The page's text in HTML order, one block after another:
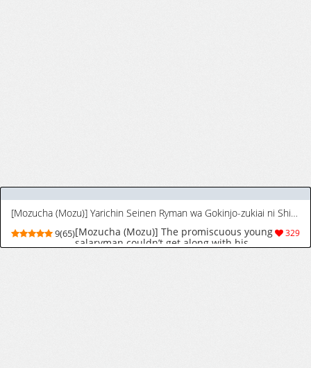
[Mozucha (Mozu)] Yarichin Seinen Ryman wa Gokinjo-zukiai ni Shippai Shimashita. [モズ茶 (モズ)] ヤリチン青年リーマンはご近所づきあいに失敗しました。
329
9(65)[Mozucha (Mozu)] The promiscuous young
salaryman couldn’t get along with his